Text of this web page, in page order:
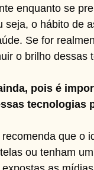
enquanto se
o hábito de
Se for
o brilho dessas
pois é
tecnologias
que o
ou tenham